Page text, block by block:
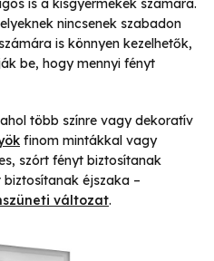
is a kisgyermekek számára.
nincsenek szabadon
is könnyen kezelhetők,
be, hogy mennyi fényt
több színre vagy dekoratív
finom mintákkal vagy
szórt fényt biztosítanak
éjszaka –
változat.